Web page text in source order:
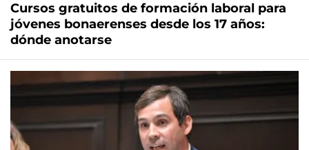
Cursos gratuitos de formación laboral para
jóvenes bonaerenses desde los 17 años:
dónde anotarse